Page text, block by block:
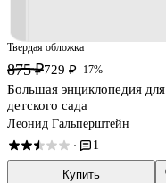
Твердая обложка
875 ₽729 ₽ -17%
Большая энциклопедия для
детского сада
Леонид Гальперштейн
· 1
Купить